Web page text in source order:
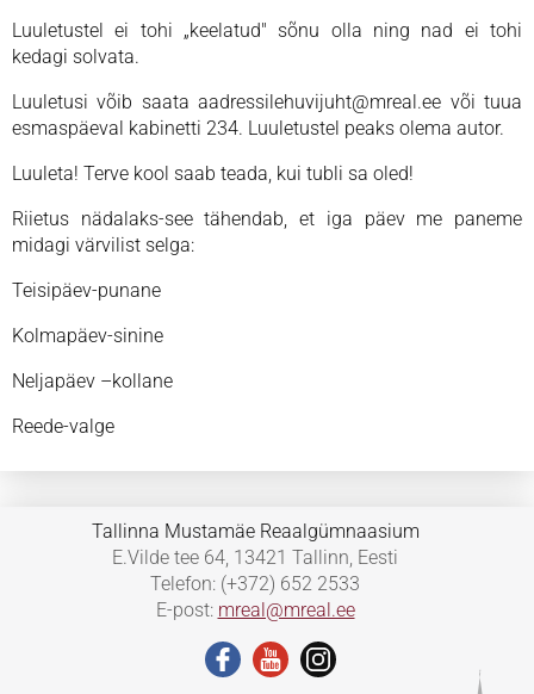
Luuletustel ei tohi „keelatud" sõnu olla ning nad ei tohi
kedagi solvata.
Luuletusi võib saata aadressilehuvijuht@mreal.ee või tuua
esmaspäeval kabinetti 234. Luuletustel peaks olema autor.
Luuleta! Terve kool saab teada, kui tubli sa oled!
Riietus nädalaks-see tähendab, et iga päev me paneme
midagi värvilist selga:
Teisipäev-punane
Kolmapäev-sinine
Neljapäev –kollane
Reede-valge
Tallinna Mustamäe Reaalgümnaasium
E.Vilde tee 64, 13421 Tallinn, Eesti
Telefon: (+372) 652 2533
E-post: mreal@mreal.ee